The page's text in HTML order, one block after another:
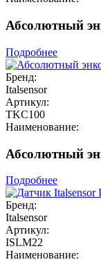
Абсолютный
Подробнее
Бренд:
Italsensor
Артикул:
TKC100
Наименование:
Абсолютный
Подробнее
Бренд:
Italsensor
Артикул:
ISLM22
Наименование: